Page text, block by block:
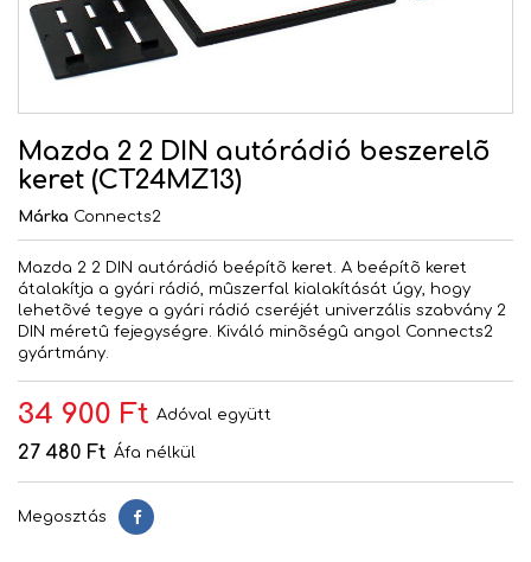
Mazda 2 2 DIN autórádió beszerelõ
keret (CT24MZ13)
Márka Connects2
Mazda 2 2 DIN autórádió beépítõ keret. A beépítõ keret
átalakítja a gyári rádió, mûszerfal kialakítását úgy, hogy
lehetõvé tegye a gyári rádió cseréjét univerzális szabvány 2
DIN méretû fejegységre. Kiváló minõségû angol Connects2
gyártmány.
34 900 Ft Adóval együtt
27 480 Ft Áfa nélkül
Megosztás Megosztás